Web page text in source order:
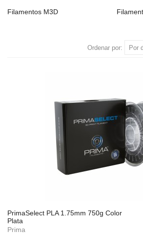
Filamentos M3D
Ordenar por:
PrimaSelect PLA 1.75mm 750g Color
Plata
Prima